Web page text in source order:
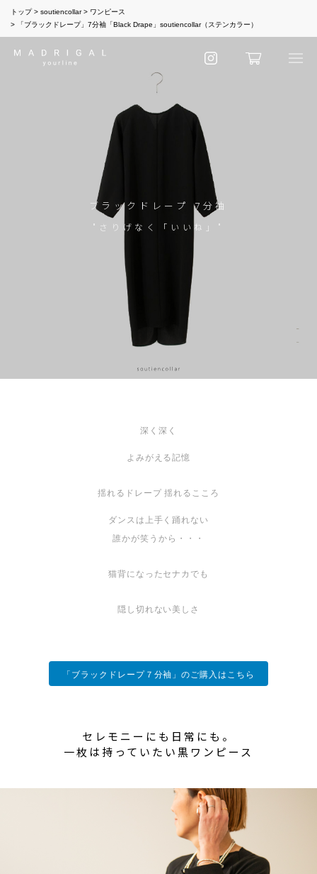
トップ soutiencollar
ワンピース
「ブラックドレープ」7分袖「Black Drape」soutiencollar（ステンカラー）
ブラックドレープ 7分袖
"さりげなく「いいね」"
深く深く
よみがえる記憶
揺れるドレープ 揺れるこころ
ダンスは上手く踊れない
誰かが笑うから・・・
猫背になったセナカでも
隠し切れない美しさ
「ブラックドレープ７分袖」のご購入はこちら
セレモニーにも日常にも。
一枚は持っていたい黒ワンピース